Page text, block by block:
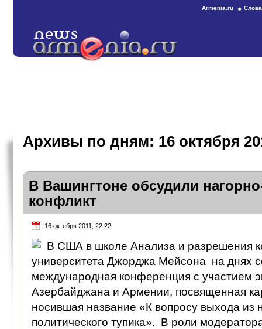
Armenia.ru
Архивы по дням: 16 октября
В Вашингтоне обсудили
конфликт
16 октября 2011, 22:22
В США в школе Анализа и разрешения
университета Джорджа Мейсона на днях
международная конференция с участием
Азербайджана и Армении, посвященная
носившая название «К вопросу выхода из
политического тупика». В роли